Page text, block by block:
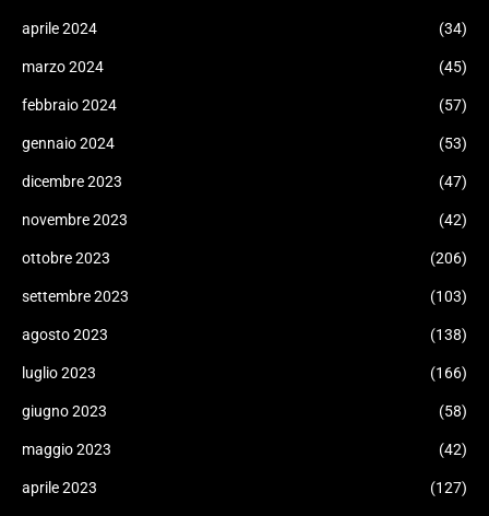
aprile 2024 (34)
marzo 2024 (45)
febbraio 2024 (57)
gennaio 2024 (53)
dicembre 2023 (47)
novembre 2023 (42)
ottobre 2023 (206)
settembre 2023 (103)
agosto 2023 (138)
luglio 2023 (166)
giugno 2023 (58)
maggio 2023 (42)
aprile 2023 (127)